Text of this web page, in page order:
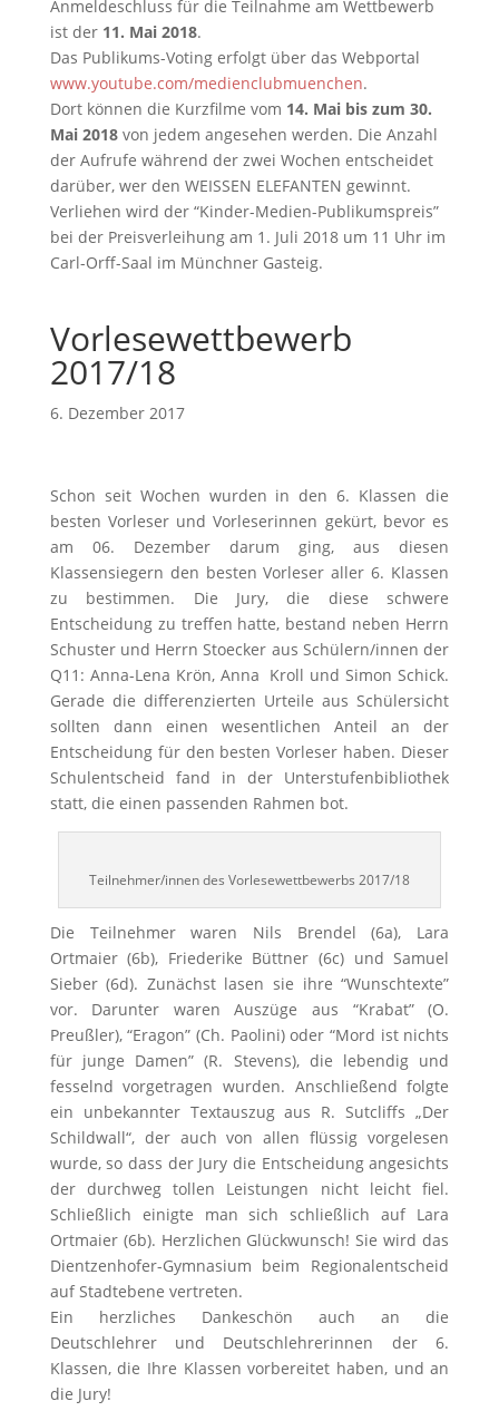
Anmeldeschluss für die Teilnahme am Wettbewerb
ist der 11. Mai 2018.
Das Publikums-Voting erfolgt über das Webportal
www.youtube.com/medienclubmuenchen.
Dort können die Kurzfilme vom 14. Mai bis zum 30.
Mai 2018von jedem angesehen werden. Die Anzahl
der Aufrufe während der zwei Wochen entscheidet
darüber, wer den WEISSEN ELEFANTEN gewinnt.
Verliehen wird der “Kinder-Medien-Publikumspreis”
bei der Preisverleihung am 1. Juli 2018 um 11 Uhr im
Carl-Orff-Saal im Münchner Gasteig.
Vorlesewettbewerb
2017/18
6. Dezember 2017
Schon seit Wochen wurden in den 6. Klassen die
besten Vorleser und Vorleserinnen gekürt, bevor es
am 06. Dezember darum ging, aus diesen
Klassensiegern den besten Vorleser aller 6. Klassen
zu bestimmen. Die Jury, die diese schwere
Entscheidung zu treffen hatte, bestand neben Herrn
Schuster und Herrn Stoecker aus Schülern/innen der
Q11: Anna-Lena Krön, Anna Kroll und Simon Schick.
Gerade die differenzierten Urteile aus Schülersicht
sollten dann einen wesentlichen Anteil an der
Entscheidung für den besten Vorleser haben. Dieser
Schulentscheid fand in der Unterstufenbibliothek
statt, die einen passenden Rahmen bot.
Teilnehmer/innen des Vorlesewettbewerbs 2017/18
Die Teilnehmer waren Nils Brendel (6a), Lara
Ortmaier (6b), Friederike Büttner (6c) und Samuel
Sieber (6d). Zunächst lasen sie ihre “Wunschtexte”
vor. Darunter waren Auszüge aus “Krabat” (O.
Preußler), “Eragon” (Ch. Paolini) oder “Mord ist nichts
für junge Damen” (R. Stevens), die lebendig und
fesselnd vorgetragen wurden. Anschließend folgte
ein unbekannter Textauszug aus R. Sutcliffs „Der
Schildwall“, der auch von allen flüssig vorgelesen
wurde, so dass der Jury die Entscheidung angesichts
der durchweg tollen Leistungen nicht leicht fiel.
Schließlich einigte man sich schließlich auf Lara
Ortmaier (6b). Herzlichen Glückwunsch! Sie wird das
Dientzenhofer-Gymnasium beim Regionalentscheid
auf Stadtebene vertreten.
Ein herzliches Dankeschön auch an die
Deutschlehrer und Deutschlehrerinnen der 6.
Klassen, die Ihre Klassen vorbereitet haben, und an
die Jury!